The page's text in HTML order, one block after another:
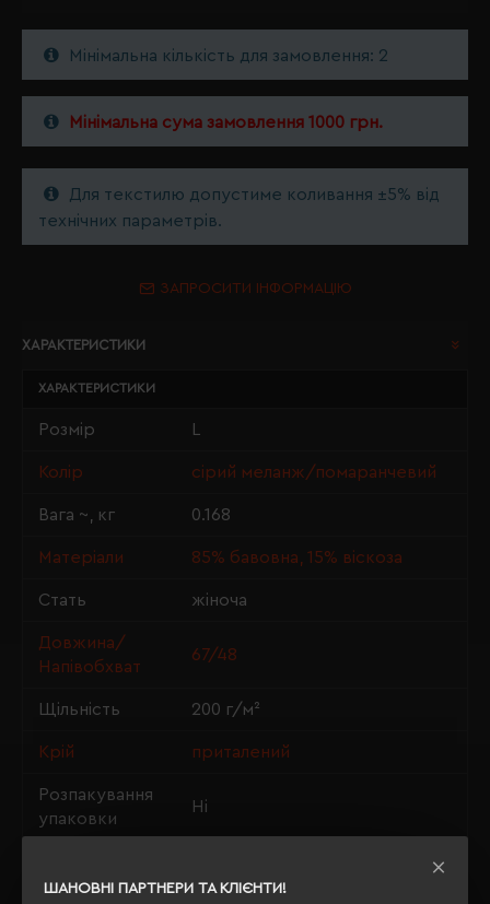
ШАНОВНІ ПАРТНЕРИ ТА КЛІЄНТИ!
Мінімальна кількість для замовлення: 2
Мінімальна сума замовлення 1000 грн.
Для текстилю допустиме коливання ±5% від
технічних параметрів.
ЗАПРОСИТИ ІНФОРМАЦІЮ
ХАРАКТЕРИСТИКИ
ХАРАКТЕРИСТИКИ
Розмір
Колір сірий меланж/помаранчевий
Вага ~, кг 0.168
Матеріали 85% бавовна, 15% віскоза
Стать жіноча
Довжина/
Напівобхват
67/48
Щільність 200 г/м²
Крій приталений
Розпакування
упаковки
Ні
PETA-Approved Vegan